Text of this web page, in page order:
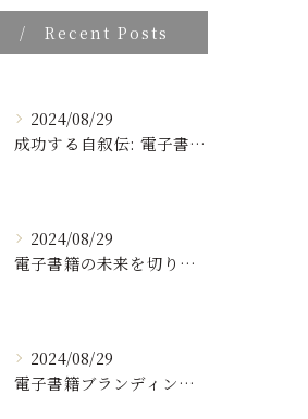
Recent Posts
2024/08/29
成功する自叙伝: 電子書籍ブランディングの新しい視点
2024/08/29
電子書籍の未来を切り開く！効果的なブランディングとリスト取りの技術
2024/08/29
電子書籍ブランディングの新しいアプローチ: 成功の秘訣とは?